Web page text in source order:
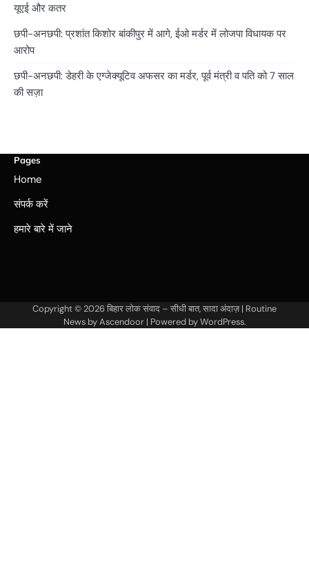
यूएई और कतर
छपी-अनछपी: प्रशांत किशोर बांकीपुर में आगे, ईओ मर्डर में लोजपा विधायक पर
आरोप
छपी-अनछपी: डेहरी के एग्जेक्यूटिव अफसर का मर्डर, पूर्व मंत्री व पति को 7 साल
की सज़ा
Pages
Home
संपर्क करें
हमारे बारे में जाने
Copyright © 2026बिहार लोक संवाद – सीधी बात, सादा अंदाज़| Routine
News byAscendoor| Powered byWordPress.